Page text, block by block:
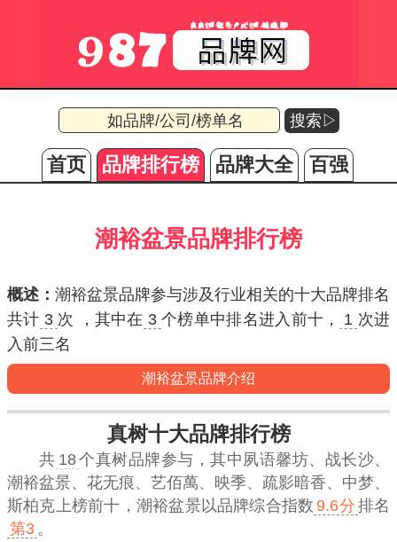
搜索▷
首页 品牌排行榜 品牌大全 百强
潮裕盆景品牌排行榜
概述： 潮裕盆景品牌参与涉及行业相关的十大品牌排名
共计 3 次 ，其中在 3 个榜单中排名进入 前十 ， 1 次进
入前三名
潮裕盆景品牌介绍
真树十大品牌排行榜
共 18个真树品牌参与，其中夙语馨坊、战长沙、
潮裕盆景、花无痕、艺佰萬、映季、疏影暗香、中梦、
斯柏克上榜前十， 潮裕盆景以品牌综合指数 9.6分 排名
第3 。